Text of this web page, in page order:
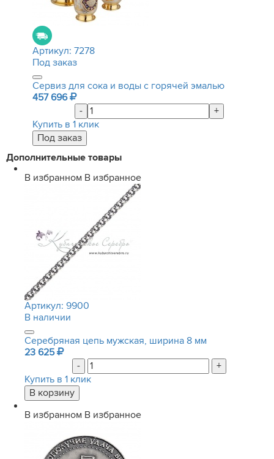
Артикул: 7278
Под заказ
Сервиз для сока и воды с горячей эмалью
457 696
-
+
Купить в 1 клик
Дополнительные товары
В избранном В избранное
Артикул: 9900
В наличии
Серебряная цепь мужская, ширина 8 мм
23 625
-
+
Купить в 1 клик
В избранном В избранное